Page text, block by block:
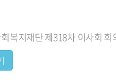
복지재단 제318차 이사회